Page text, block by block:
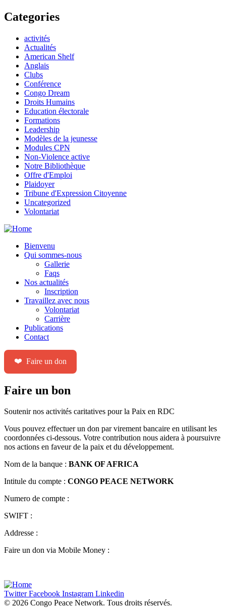
Categories
activités
Actualités
American Shelf
Anglais
Clubs
Conférence
Congo Dream
Droits Humains
Education électorale
Formations
Leadership
Modèles de la jeunesse
Modules CPN
Non-Violence active
Notre Bibliothèque
Offre d'Emploi
Plaidoyer
Tribune d'Expression Citoyenne
Uncategorized
Volontariat
Bienvenu
Qui sommes-nous
Gallerie
Faqs
Nos actualités
Inscription
Travaillez avec nous
Volontariat
Carrière
Publications
Contact
❤️ Faire un don
Faire un bon
Soutenir nos activités caritatives pour la Paix en RDC
Vous pouvez effectuer un don par virement bancaire en utilisant les
coordonnées ci-dessous. Votre contribution nous aidera à poursuivre
nos actions en faveur de la paix et du développement.
Nom de la banque : BANK OF AFRICA
Intitule du compte : CONGO PEACE NETWORK
Numero de compte :
SWIFT :
Addresse :
Faire un don via Mobile Money :
Twitter Facebook Instagram Linkedin
© 2026 Congo Peace Network. Tous droits réservés.